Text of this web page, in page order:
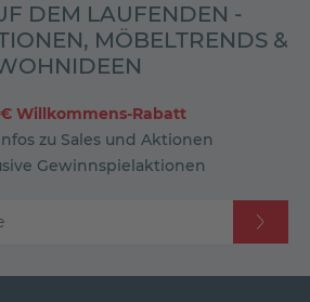
DEM LAUFENDEN -
MÖBELTRENDS &
€ Willkommens-Rabatt
zu Sales und Aktionen
Gewinnspielaktionen